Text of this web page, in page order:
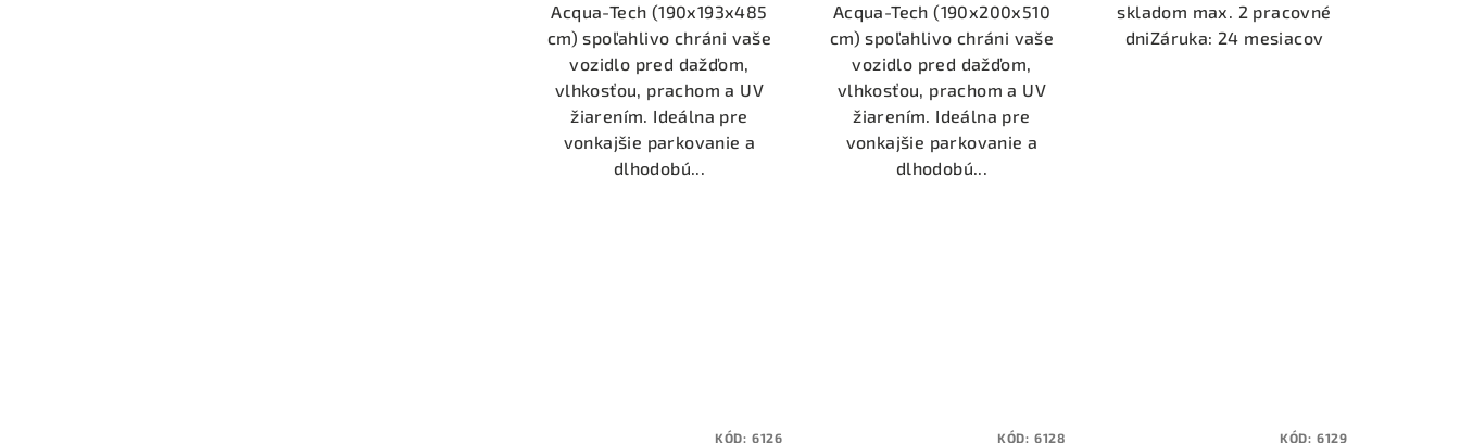
Acqua-Tech (190x193x485
cm) spoľahlivo chráni vaše
vozidlo pred dažďom,
vlhkosťou, prachom a UV
žiarením. Ideálna pre
vonkajšie parkovanie a
dlhodobú...
Acqua-Tech (190x200x510
cm) spoľahlivo chráni vaše
vozidlo pred dažďom,
vlhkosťou, prachom a UV
žiarením. Ideálna pre
vonkajšie parkovanie a
dlhodobú...
skladom max. 2 pracovné
dniZáruka: 24 mesiacov
KÓD: 6126 KÓD: 6128 KÓD: 6129